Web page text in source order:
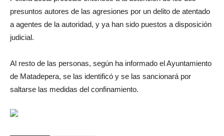
presuntos autores de las agresiones por un delito de atentado
a agentes de la autoridad, y ya han sido puestos a disposición
judicial.
Al resto de las personas, según ha informado el Ayuntamiento
de Matadepera, se las identificó y se las sancionará por
saltarse las medidas del confinamiento.